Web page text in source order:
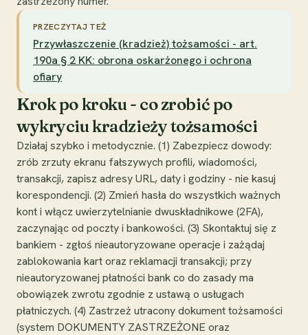
PRZECZYTAJ TEŻ
Przywłaszczenie (kradzież) tożsamości - art.
190a § 2 KK: obrona oskarżonego i ochrona
ofiary
Krok po kroku - co zrobić po
wykryciu kradzieży tożsamości
Działaj szybko i metodycznie. (1) Zabezpiecz dowody:
zrób zrzuty ekranu fałszywych profili, wiadomości,
transakcji, zapisz adresy URL, daty i godziny - nie kasuj
korespondencji. (2) Zmień hasła do wszystkich ważnych
kont i włącz uwierzytelnianie dwuskładnikowe (2FA),
zaczynając od poczty i bankowości. (3) Skontaktuj się z
bankiem - zgłoś nieautoryzowane operacje i zażądaj
zablokowania kart oraz reklamacji transakcji; przy
nieautoryzowanej płatności bank co do zasady ma
obowiązek zwrotu zgodnie z ustawą o usługach
płatniczych. (4) Zastrzeż utracony dokument tożsamości
(system DOKUMENTY ZASTRZEŻONE oraz